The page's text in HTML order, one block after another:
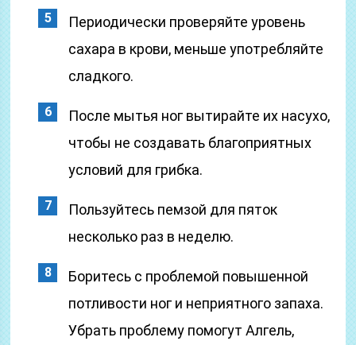
Периодически проверяйте уровень
сахара в крови, меньше употребляйте
сладкого.
После мытья ног вытирайте их насухо,
чтобы не создавать благоприятных
условий для грибка.
Пользуйтесь пемзой для пяток
несколько раз в неделю.
Боритесь с проблемой повышенной
потливости ног и неприятного запаха.
Убрать проблему помогут Алгель,